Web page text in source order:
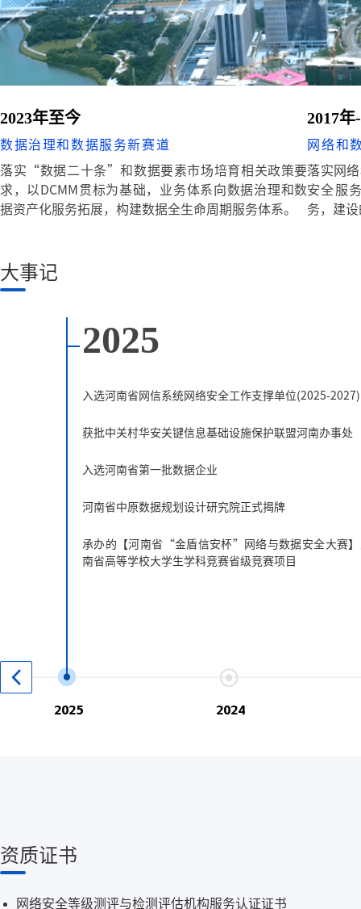
2023年至今
数据治理和数据服务新赛道
落实“数据二十条”和数据要素市场培育相关政策要
求，以DCMM贯标为基础，业务体系向数据治理和数
据资产化服务拓展，构建数据全生命周期服务体系。
2017年
网络和
落实网
安全服
务，建
大事记
2025
入选河南省网信系统网络安全工作支撑单位(2025-2027)
获批中关村华安关键信息基础设施保护联盟河南办事处
入选河南省第一批数据企业
河南省中原数据规划设计研究院正式揭牌
承办的【河南省“金盾信安杯”网络与数据安全大赛
南省高等学校大学生学科竞赛省级竞赛项目
2025 2024
资质证书
网络安全等级测评与检测评估机构服务认证证书